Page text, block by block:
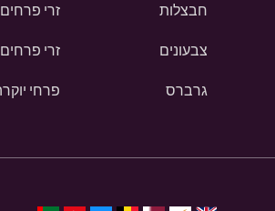
חבצלות
צבעונים
גרברס
זרי
זרי
פרחי